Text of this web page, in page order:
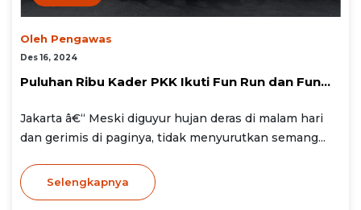
Oleh Pengawas
Des 16, 2024
Puluhan Ribu Kader PKK Ikuti Fun Run dan Fun...
Jakarta â€“ Meski diguyur hujan deras di malam hari
dan gerimis di paginya, tidak menyurutkan semang...
Selengkapnya